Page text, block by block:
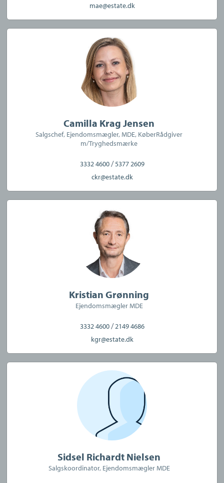
mae@estate.dk
Camilla Krag Jensen
Salgschef, Ejendomsmægler, MDE, KøberRådgiver
m/Tryghedsmærke
3332 4600/5377 2609
ckr@estate.dk
Kristian Grønning
Ejendomsmægler MDE
3332 4600/2149 4686
kgr@estate.dk
Sidsel Richardt Nielsen
Salgskoordinator, Ejendomsmægler MDE